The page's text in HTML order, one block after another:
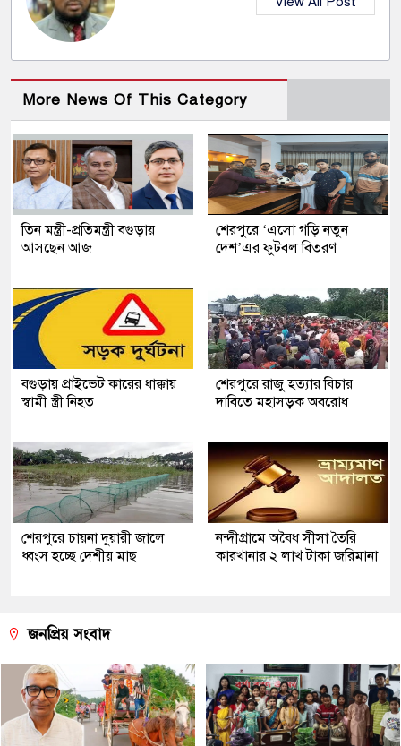
More News Of This Category
তিন মন্ত্রী-প্রতিমন্ত্রী বগুড়ায়
আসছেন আজ
শেরপুরে ‘এসো গড়ি নতুন
দেশ’এর ফুটবল বিতরণ
বগুড়ায় প্রাইভেট কারের ধাক্কায়
স্বামী স্ত্রী নিহত
শেরপুরে রাজু হত্যার বিচার
দাবিতে মহাসড়ক অবরোধ
শেরপুরে চায়না দুয়ারী জালে
ধ্বংস হচ্ছে দেশীয় মাছ
নন্দীগ্রামে অবৈধ সীসা তৈরি
কারখানার ২ লাখ টাকা জরিমানা
জনপ্রিয় সংবাদ